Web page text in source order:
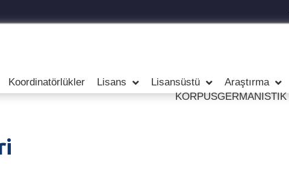
Koordinatörlükler Lisans Lisansüstü Araştırma
KORPUSGERMANISTIK